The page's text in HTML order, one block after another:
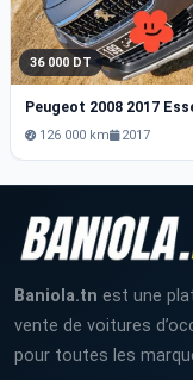
36 000 DT
Peugeot 2008 2017
126 000 km 2017
Baniola.tn est une
vente de voitures
pour toutes les